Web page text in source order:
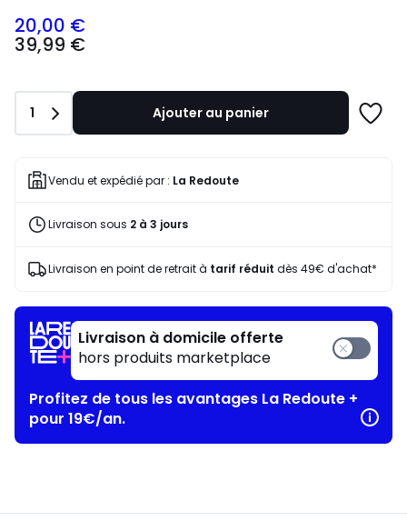
39,99
€
programme
pour
20,00
20,00 €
39,99 €
Quantité
1 Ajouter au panier
Vendu et expédié par : La Redoute
Livraison sous 2 à 3 jours
Livraison en point de retrait à tarif réduit dès 49€ d'achat*
Livraison à domicile offerte
hors produits marketplace
Profitez de tous les avantages La Redoute +
pour 19€/an.